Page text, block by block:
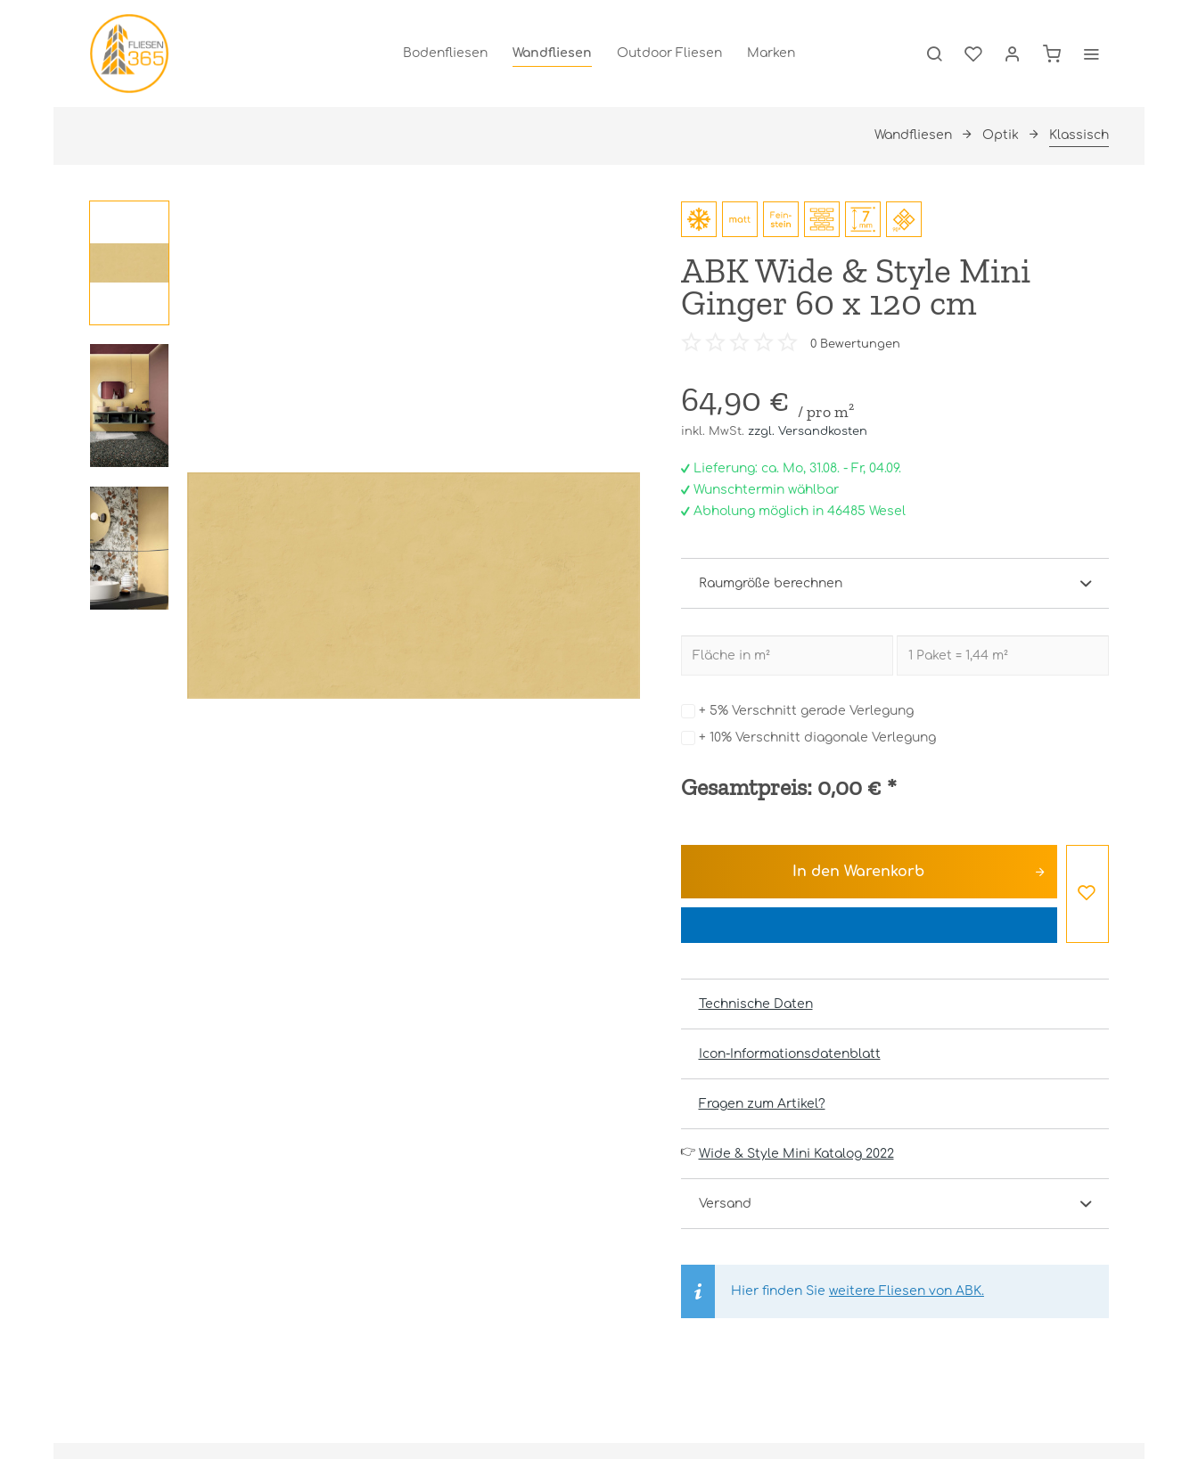
Bodenfliesen Wandfliesen Outdoor Fliesen Marken
Wandfliesen Optik Klassisch
ABK Wide & Style Mini
Ginger 60 x 120 cm
0Bewertungen
64,90 € / pro m²
inkl. MwSt. zzgl. Versandkosten
Lieferung: ca. Mo, 31.08. - Fr, 04.09.
Wunschtermin wählbar
Abholung möglich in 46485 Wesel
Raumgröße berechnen
+ 5% Verschnitt gerade Verlegung
+ 10% Verschnitt diagonale Verlegung
Gesamtpreis: 0,00 € *
In den Warenkorb
Technische Daten
Icon-Informationsdatenblatt
Fragen zum Artikel?
👉 Wide & Style Mini Katalog 2022
Versand
Hier finden Sie weitere Fliesen von ABK.